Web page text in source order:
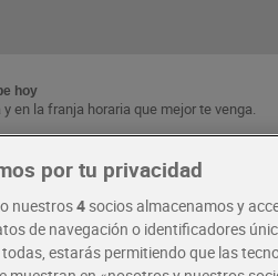
hoy
y en la franja horaria que mejor te venga.
y ofertas exclusivas.
Dia
por tu privacidad
nuestros4socios almacenamos y
de navegación o identificadores
estarás permitiendo que las